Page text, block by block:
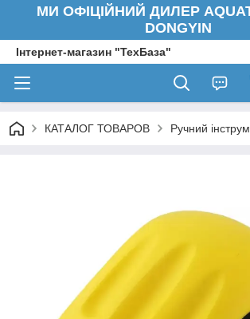
МИ ОФІЦІЙНИЙ ДИЛЕР
DONGYIN
Інтернет-магазин "ТехБаза"
КАТАЛОГ ТОВАРОВ Ручний